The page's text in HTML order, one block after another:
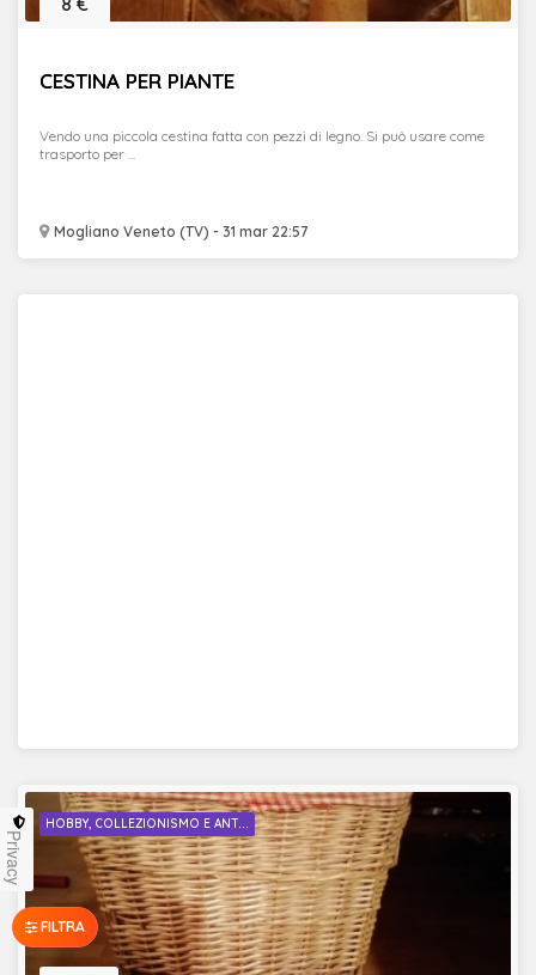
CESTINA PER PIANTE
Mogliano Veneto (TV) - 31 mar 22:57
Vendo una piccola cestina fatta con pezzi di legno. Si può usare come
trasporto per ...
HOBBY, COLLEZIONISMO E ANT...
FILTRA
Privacy